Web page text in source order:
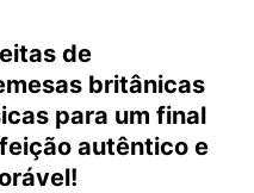
de
britânicas
para um final
autêntico e